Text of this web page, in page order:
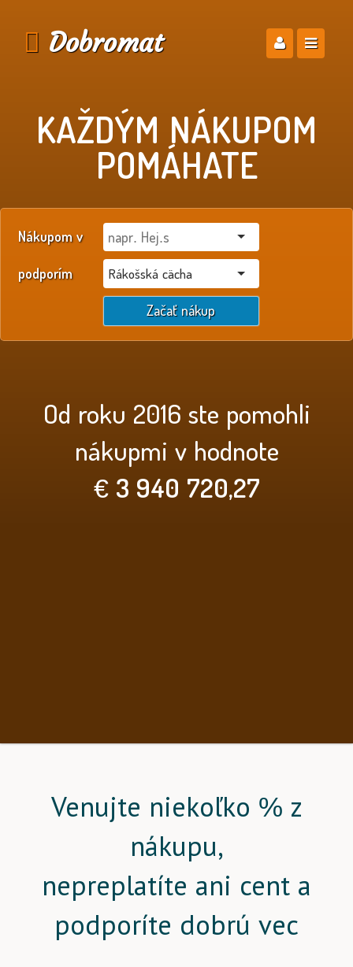
Dobromat
KAŽDÝM NÁKUPOM
POMÁHATE
Nákupom v
podporím Rákošská cächa
Začať nákup
Od roku 2016 ste pomohli
nákupmi v hodnote
€ 3 940 720,27
Venujte niekoľko % z
nákupu,
nepreplatíte ani cent a
podporíte dobrú vec